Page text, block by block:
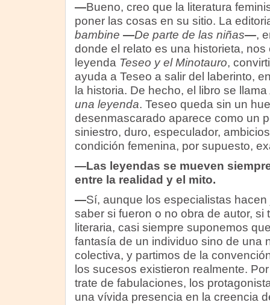
—Bueno, creo que la literatura
poner las cosas en su sitio. La
bambine —De parte de las niñas—,
donde el relato es una historieta,
leyenda Teseo y el Minotauro,
ayuda a Teseo a salir del laberinto,
la historia. De hecho, el libro se llama
una leyenda. Teseo queda sin un
desenmascarado aparece como un
siniestro, duro, especulador,
condición femenina, por supuesto,
—Las leyendas se mueven
entre la realidad y el mito.
—Sí, aunque los especialistas
saber si fueron o no obra de autor, si
literaria, casi siempre suponemos
fantasía de un individuo sino de una
colectiva, y partimos de la
los sucesos existieron realmente.
trate de fabulaciones, los
una vívida presencia en la creencia